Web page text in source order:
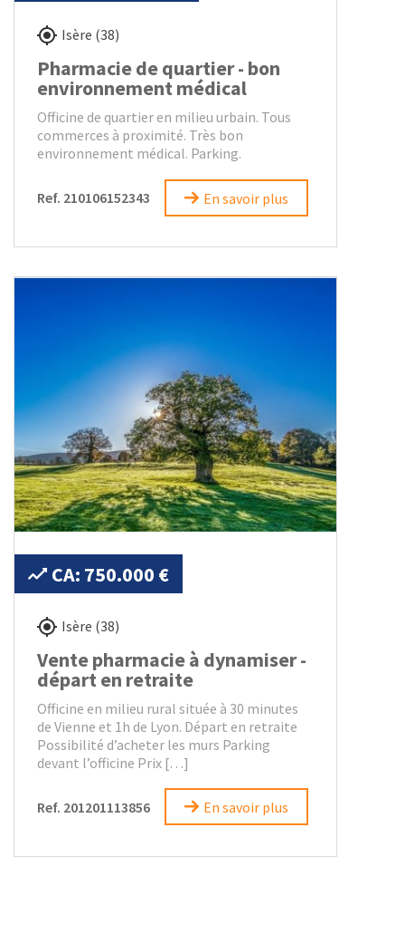
Isère (38)
Pharmacie de quartier - bon
environnement médical
Officine de quartier en milieu urbain. Tous
commerces à proximité. Très bon
environnement médical. Parking.
Ref. 210106152343 En savoir plus
CA: 750.000 €
Isère (38)
Vente pharmacie à dynamiser -
départ en retraite
Officine en milieu rural située à 30 minutes
de Vienne et 1h de Lyon. Départ en retraite
Possibilité d’acheter les murs Parking
devant l’officine Prix […]
Ref. 201201113856 En savoir plus